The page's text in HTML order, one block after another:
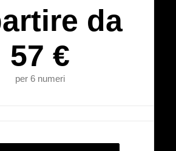
da
57 €
per 6 numeri